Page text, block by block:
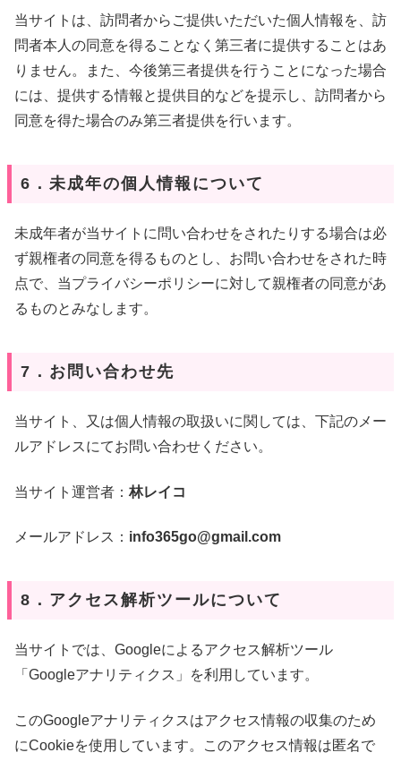
当サイトは、訪問者からご提供いただいた個人情報を、訪
問者本人の同意を得ることなく第三者に提供することはあ
りません。また、今後第三者提供を行うことになった場合
には、提供する情報と提供目的などを提示し、訪問者から
同意を得た場合のみ第三者提供を行います。
6．未成年の個人情報について
未成年者が当サイトに問い合わせをされたりする場合は必
ず親権者の同意を得るものとし、お問い合わせをされた時
点で、当プライバシーポリシーに対して親権者の同意があ
るものとみなします。
7．お問い合わせ先
当サイト、又は個人情報の取扱いに関しては、下記のメー
ルアドレスにてお問い合わせください。
当サイト運営者： 林レイコ
メールアドレス： info365go@gmail.com
8．アクセス解析ツールについて
当サイトでは、Googleによるアクセス解析ツール
「Googleアナリティクス」を利用しています。
このGoogleアナリティクスはアクセス情報の収集のため
にCookieを使用しています。このアクセス情報は匿名で